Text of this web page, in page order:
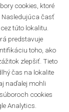
cookies, ktoré
Nasledujúca časť
túto lokalitu.
predstavuje
toho, ako
zlepšiť. Tieto
čas na lokalite
naďalej mohli
cookies
Analytics.